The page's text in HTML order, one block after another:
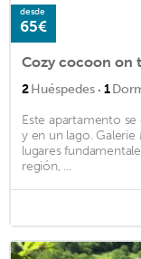
desde
65€
Cozy cocoon on
2Huéspedes · 1
Este apartamento
y en un lago.
lugares
región, ...